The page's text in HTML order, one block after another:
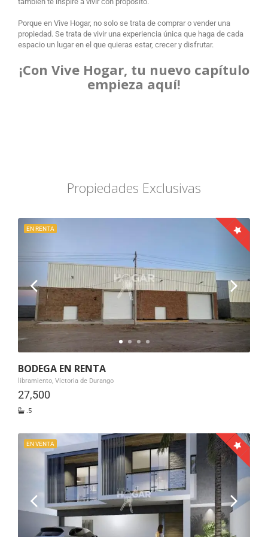
Porque en Vive Hogar, no solo se trata de comprar o vender una
propiedad. Se trata de vivir una experiencia única que haga de cada
espacio un lugar en el que quieras estar, crecer y disfrutar.
¡Con Vive Hogar, tu nuevo capítulo
empieza aquí!
Propiedades Exclusivas
EN RENTA
BODEGA EN RENTA
libramiento, Victoria de Durango
27,500
.5
EN VENTA